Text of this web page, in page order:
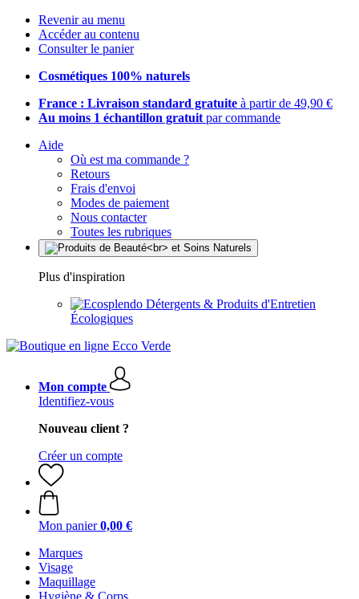
Revenir au menu
Accéder au contenu
Consulter le panier
Cosmétiques 100% naturels
France : Livraison standard gratuite à partir de 49,90 €
Au moins 1 échantillon gratuit par commande
Aide
Où est ma commande ?
Retours
Frais d'envoi
Modes de paiement
Nous contacter
Toutes les rubriques
Plus d'inspiration
Détergents & Produits d'Entretien
Écologiques
Mon compte
Identifiez-vous
Nouveau client ?
Créer un compte
Mon panier 0,00 €
Marques
Visage
Maquillage
Hygiène & Corps